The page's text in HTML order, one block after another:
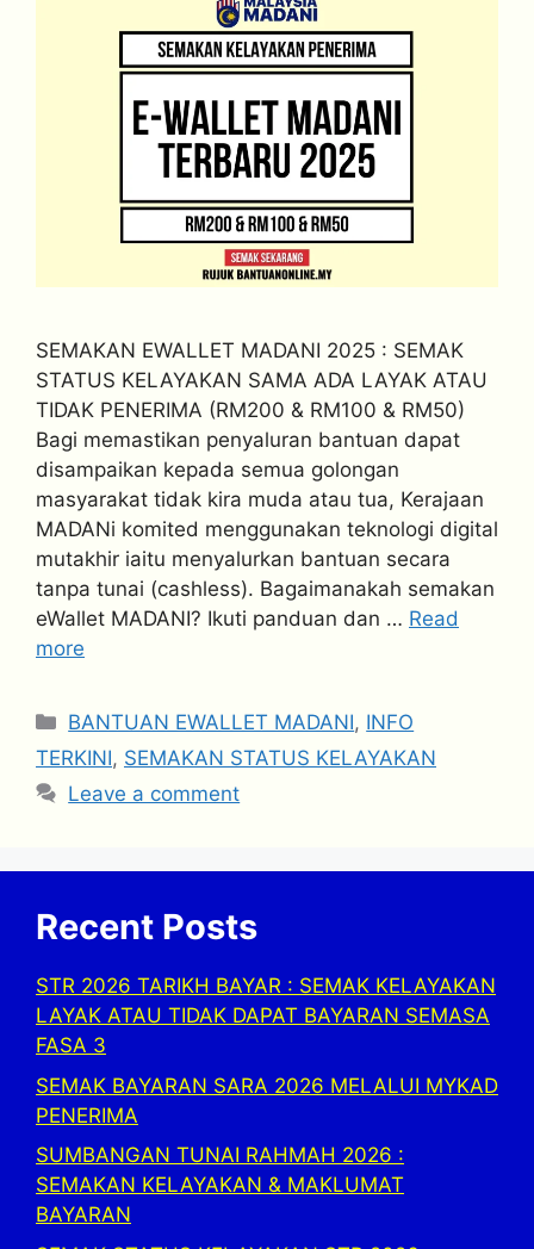
SEMAKAN EWALLET MADANI 2025 : SEMAK
STATUS KELAYAKAN SAMA ADA LAYAK ATAU
TIDAK PENERIMA (RM200 & RM100 & RM50)
Bagi memastikan penyaluran bantuan dapat
disampaikan kepada semua golongan
masyarakat tidak kira muda atau tua, Kerajaan
MADANi komited menggunakan teknologi digital
mutakhir iaitu menyalurkan bantuan secara
tanpa tunai (cashless). Bagaimanakah semakan
eWallet MADANI? Ikuti panduan dan … Read
more
Categories
BANTUAN EWALLET MADANI, INFO
TERKINI, SEMAKAN STATUS KELAYAKAN
Leave a comment
Recent Posts
STR 2026 TARIKH BAYAR : SEMAK KELAYAKAN
LAYAK ATAU TIDAK DAPAT BAYARAN SEMASA
FASA 3
SEMAK BAYARAN SARA 2026 MELALUI MYKAD
PENERIMA
SUMBANGAN TUNAI RAHMAH 2026 :
SEMAKAN KELAYAKAN & MAKLUMAT
BAYARAN